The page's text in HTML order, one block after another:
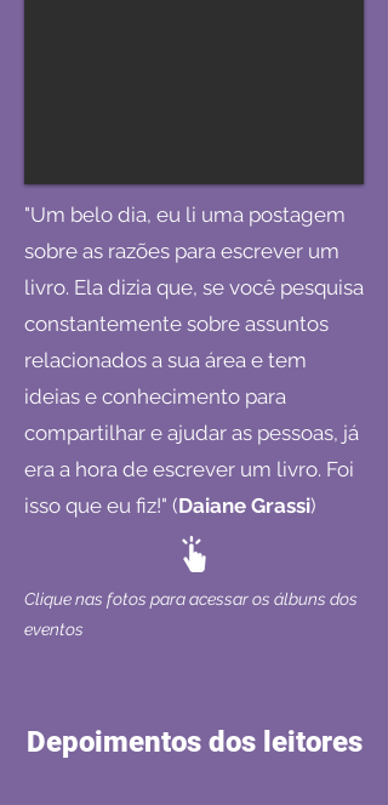
"Um belo dia, eu li uma postagem
sobre as razões para escrever um
livro. Ela dizia que, se você pesquisa
constantemente sobre assuntos
relacionados a sua área e tem
ideias e conhecimento para
compartilhar e ajudar as pessoas, já
era a hora de escrever um livro. Foi
isso que eu fiz!" (Daiane Grassi)
Clique nas fotos para acessar os álbuns dos
eventos
Depoimentos dos leitores